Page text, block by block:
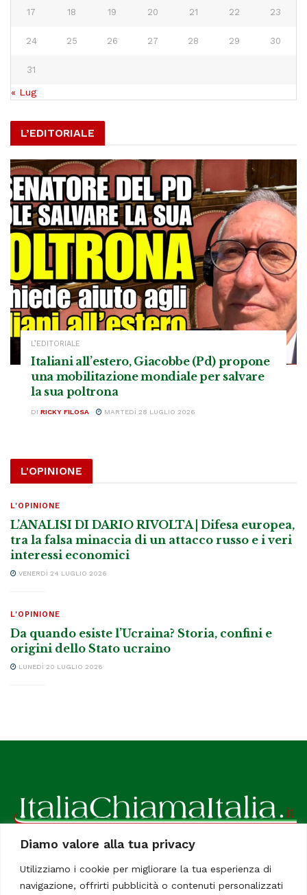
Diamo valore alla tua privacy
Utilizziamo i cookie per migliorare la tua esperienza di
navigazione, offrirti pubblicità o contenuti personalizzati
17 18 19 20 21 22 23
24 25 26 27 28 29 30
31
« Lug
L’EDITORIALE
L’EDITORIALE
Italiani all’estero, Giacobbe (Pd) propone
una mobilitazione mondiale per salvare
la sua poltrona
DI RICKY FILOSA MARTEDÌ 28 LUGLIO 2026
L'OPINIONE
L'OPINIONE
L’ANALISI DI DARIO RIVOLTA | Difesa europea,
tra la falsa minaccia di un attacco russo e i veri
interessi economici
VENERDÌ 24 LUGLIO 2026
L'OPINIONE
Da quando esiste l’Ucraina? Storia, confini e
origini dello Stato ucraino
LUNEDÌ 20 LUGLIO 2026
ItaliaChiamaItalia, il TUO quotidiano online preferito.
Dedicato in particolare a tutti gli italiani residenti all'estero.